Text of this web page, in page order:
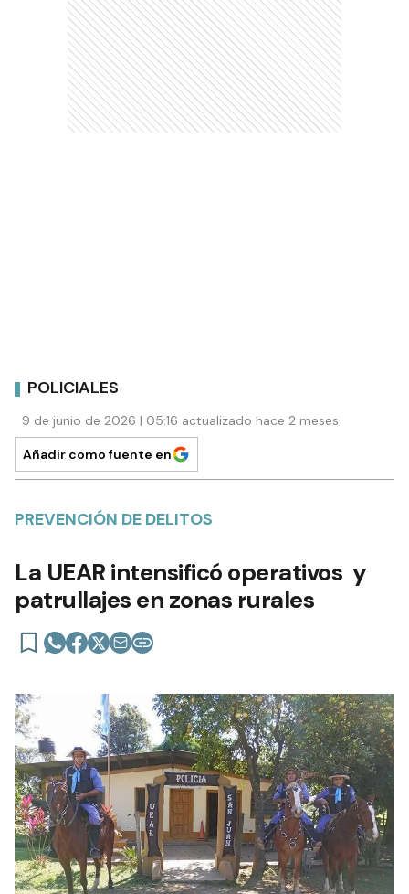
POLICIALES
9 de junio de 2026 | 05:16 actualizado hace 2 meses
Añadir como fuente en
PREVENCIÓN DE DELITOS
La UEAR intensificó operativos y
patrullajes en zonas rurales